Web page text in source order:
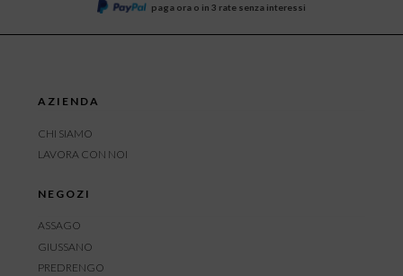
paga ora o in 3 rate senza interessi
AZIENDA
CHI SIAMO
LAVORA CON NOI
NEGOZI
ASSAGO
GIUSSANO
PREDRENGO